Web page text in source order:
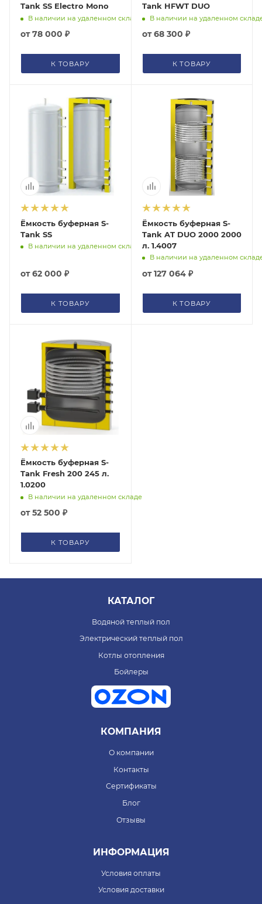
Tank SS Electro Mono
В наличии на удаленном складе
от78 000 ₽
К ТОВАРУ
Tank HFWT DUO
В наличии на удаленном
от68 300 ₽
К ТОВАРУ
Ёмкость буферная S-
Tank SS
В наличии на удаленном складе
от62 000 ₽
К ТОВАРУ
Ёмкость буферная S-
Tank AT DUO 2000 2000
л. 1.4007
В наличии на удаленном
от127 064 ₽
К ТОВАРУ
Ёмкость буферная S-
Tank Fresh 200 245 л.
1.0200
В наличии на удаленном складе
от52 500 ₽
К ТОВАРУ
КАТАЛОГ
Водяной теплый пол
Электрический теплый пол
Котлы отопления
Бойлеры
КОМПАНИЯ
О компании
Контакты
Сертификаты
Блог
Отзывы
ИНФОРМАЦИЯ
Условия оплаты
Условия доставки